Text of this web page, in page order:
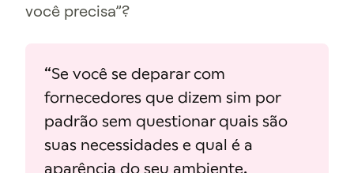
você precisa”?
“Se você se deparar com
fornecedores que dizem sim por
padrão sem questionar quais são
suas necessidades e qual é a
aparência do seu ambiente.